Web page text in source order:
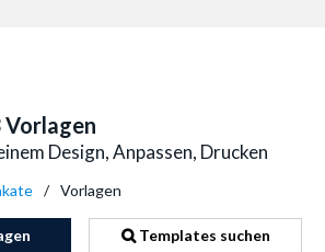
Vorlagen
Design, Anpassen, Drucken
Vorlagen
Templates suchen